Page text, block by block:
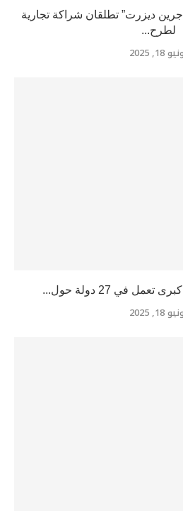
ديزرت” تطلقان شراكة تجارية
لطرح...
18, 2025
في 27 دولة حول...
18, 2025